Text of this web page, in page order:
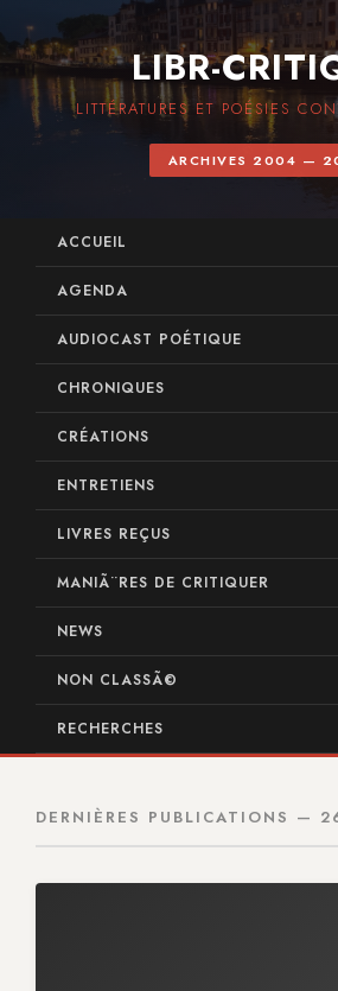
LIBR-
LITTÉRATURES ET POÉSIES
ARCHIVES 2004 —
ACCUEIL
AGENDA
AUDIOCAST POÉTIQUE
CHRONIQUES
CRÉATIONS
ENTRETIENS
LIVRES REÇUS
MANIÃ¨RES DE CRITIQUER
NEWS
NON CLASSÃ©
RECHERCHES
DERNIÈRES PUBLICATIONS —